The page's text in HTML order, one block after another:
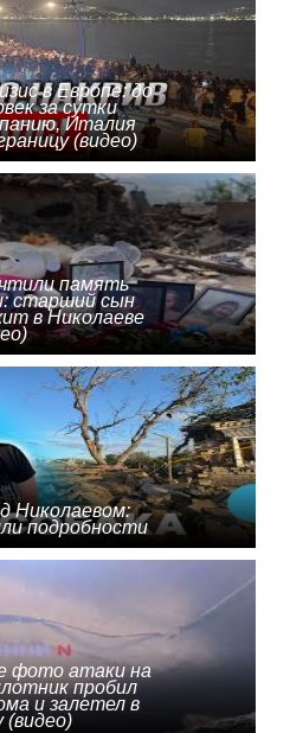
в Европе: до
за сутки
Италия
(видео)
память
старший сын
в Николаеве
Николаевом:
подробности
фото атаки на
пробил
и залетел в
(видео)